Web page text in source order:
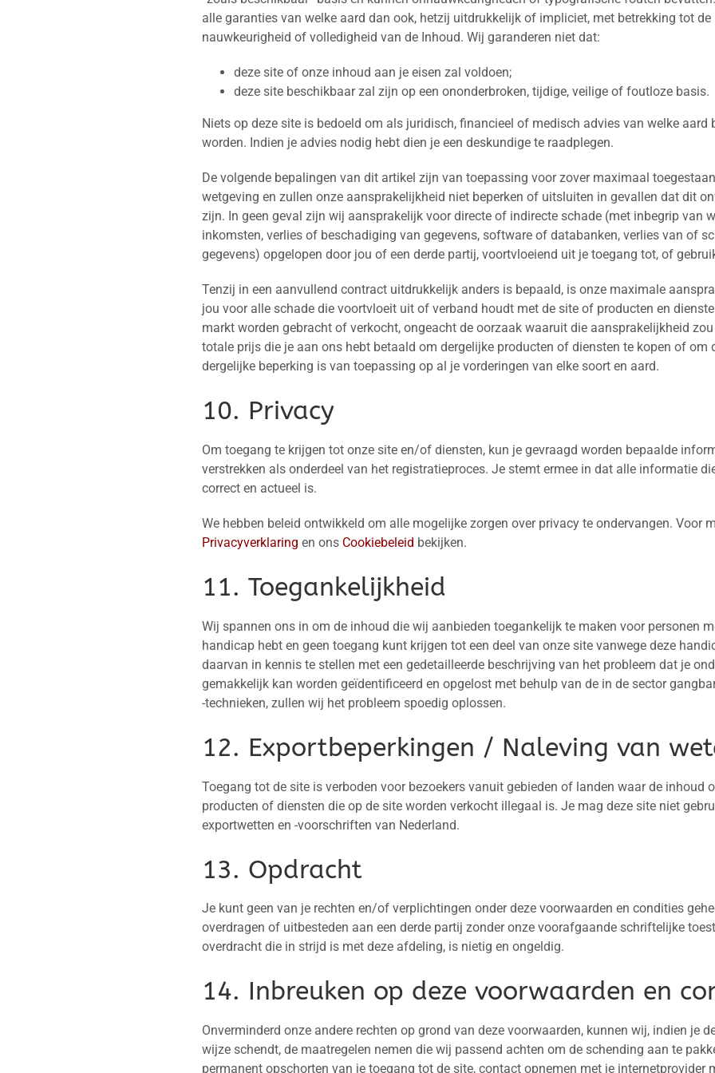
alle garanties van welke aard dan ook, hetzij uitdrukkelijk of impliciet, met betrekking tot de
nauwkeurigheid of volledigheid van de Inhoud. Wij garanderen niet dat:
deze site of onze inhoud aan je eisen zal voldoen;
deze site beschikbaar zal zijn op een ononderbroken, tijdige, veilige of foutloze basis.
Niets op deze site is bedoeld om als juridisch, financieel of medisch advies van welke aard
worden. Indien je advies nodig hebt dien je een deskundige te raadplegen.
De volgende bepalingen van dit artikel zijn van toepassing voor zover maximaal
wetgeving en zullen onze aansprakelijkheid niet beperken of uitsluiten in gevallen dat dit
zijn. In geen geval zijn wij aansprakelijk voor directe of indirecte schade (met inbegrip van
inkomsten, verlies of beschadiging van gegevens, software of databanken, verlies van of
gegevens) opgelopen door jou of een derde partij, voortvloeiend uit je toegang tot, of
Tenzij in een aanvullend contract uitdrukkelijk anders is bepaald, is onze maximale
jou voor alle schade die voortvloeit uit of verband houdt met de site of producten en
markt worden gebracht of verkocht, ongeacht de oorzaak waaruit die aansprakelijkheid
totale prijs die je aan ons hebt betaald om dergelijke producten of diensten te kopen of om
dergelijke beperking is van toepassing op al je vorderingen van elke soort en aard.
10. Privacy
Om toegang te krijgen tot onze site en/of diensten, kun je gevraagd worden bepaalde
verstrekken als onderdeel van het registratieproces. Je stemt ermee in dat alle informatie
correct en actueel is.
We hebben beleid ontwikkeld om alle mogelijke zorgen over privacy te ondervangen. Voor
Privacyverklaring en ons Cookiebeleid bekijken.
11. Toegankelijkheid
Wij spannen ons in om de inhoud die wij aanbieden toegankelijk te maken voor personen
handicap hebt en geen toegang kunt krijgen tot een deel van onze site vanwege deze
daarvan in kennis te stellen met een gedetailleerde beschrijving van het probleem dat je
gemakkelijk kan worden geïdentificeerd en opgelost met behulp van de in de sector
-technieken, zullen wij het probleem spoedig oplossen.
12. Exportbeperkingen / Naleving van
Toegang tot de site is verboden voor bezoekers vanuit gebieden of landen waar de inhoud
producten of diensten die op de site worden verkocht illegaal is. Je mag deze site niet
exportwetten en -voorschriften van Nederland.
13. Opdracht
Je kunt geen van je rechten en/of verplichtingen onder deze voorwaarden en condities
overdragen of uitbesteden aan een derde partij zonder onze voorafgaande schriftelijke
overdracht die in strijd is met deze afdeling, is nietig en ongeldig.
14. Inbreuken op deze voorwaarden en
Onverminderd onze andere rechten op grond van deze voorwaarden, kunnen wij, indien je
wijze schendt, de maatregelen nemen die wij passend achten om de schending aan te
permanent opschorten van je toegang tot de site, contact opnemen met je internetprovider